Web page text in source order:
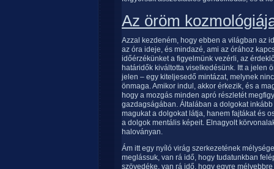
Az öröm
Azzal kezdeném, hogy ebben a világban az
az óra ideje, és mindazé, ami az órához
időérzékünket a figyelmünk vezérli, az
határidők kiváltotta viselkedésünk. Itt a jelen
jelen – egy kiteljesedő mintázat, melynek
önmaga. Amikor indul, akkor érkezik, és a
hogy a mozgás minden apró részletét
gazdagságában. Általában a dolgokat
magukat a dolgokat látja, hanem fajtákat és
a dolgok mentális képeit. Elnagyolt
haloványan.
Ám itt egy nyíló virág szerkezetének
meglássuk, van rá idő, hogy tudatunkban
szövedéke, van rá idő, hogy egyre